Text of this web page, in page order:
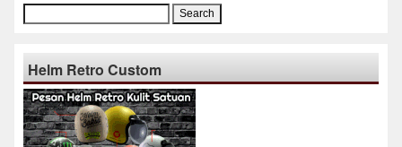
for:
Helm Retro Custom